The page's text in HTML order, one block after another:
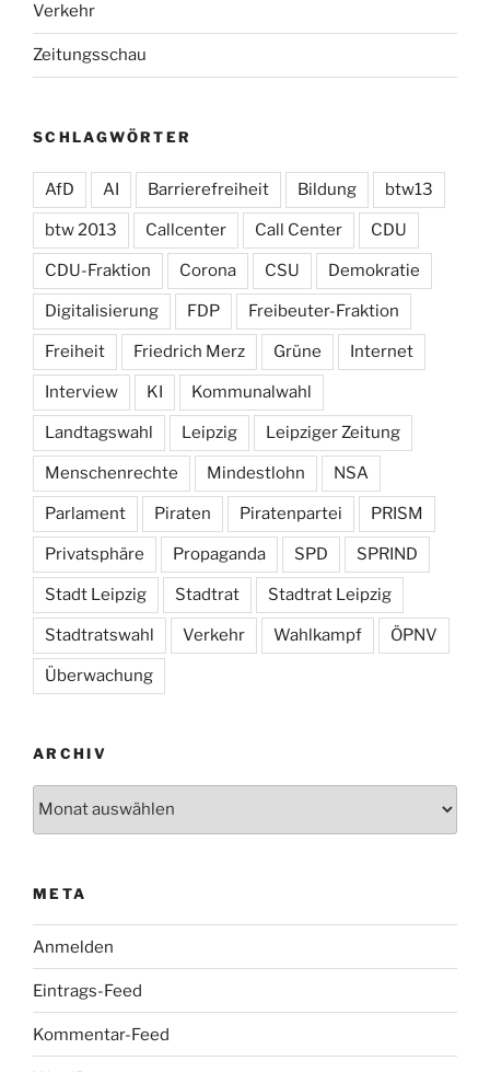
Verkehr
Zeitungsschau
SCHLAGWÖRTER
AfD AI Barrierefreiheit Bildung btw13
btw 2013 Callcenter Call Center CDU
CDU-Fraktion Corona CSU Demokratie
Digitalisierung FDP Freibeuter-Fraktion
Freiheit Friedrich Merz Grüne Internet
Interview KI Kommunalwahl
Landtagswahl Leipzig Leipziger Zeitung
Menschenrechte Mindestlohn NSA
Parlament Piraten Piratenpartei PRISM
Privatsphäre Propaganda SPD SPRIND
Stadt Leipzig Stadtrat Stadtrat Leipzig
Stadtratswahl Verkehr Wahlkampf ÖPNV
Überwachung
ARCHIV
META
Anmelden
Eintrags-Feed
Kommentar-Feed